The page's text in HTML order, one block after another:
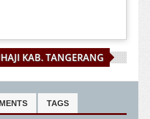
KAB. TANGERANG
TAGS